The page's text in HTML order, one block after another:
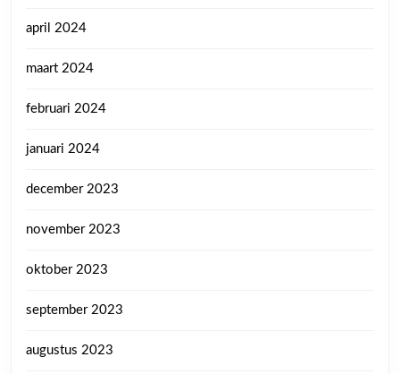
april 2024
maart 2024
februari 2024
januari 2024
december 2023
november 2023
oktober 2023
september 2023
augustus 2023